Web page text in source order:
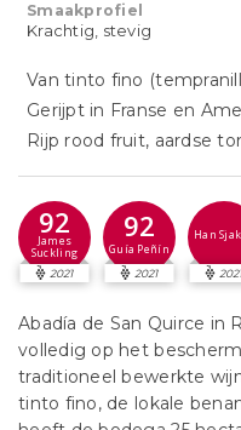
Smaakprofiel
Krachtig, stevig
Van tinto fino
Gerijpt in Franse en
Rijp rood fruit, aardse
92
James
Suckling
2021
92
Guía Peñín
2021
Han
Abadía de San Quirce in
volledig op het
traditioneel bewerkte
tinto fino, de lokale